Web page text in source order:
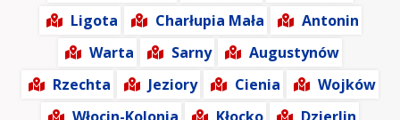
Ligota
Charłupia Mała
Antonin
Warta
Sarny
Augustynów
Rzechta
Jeziory Cienia
Wojków